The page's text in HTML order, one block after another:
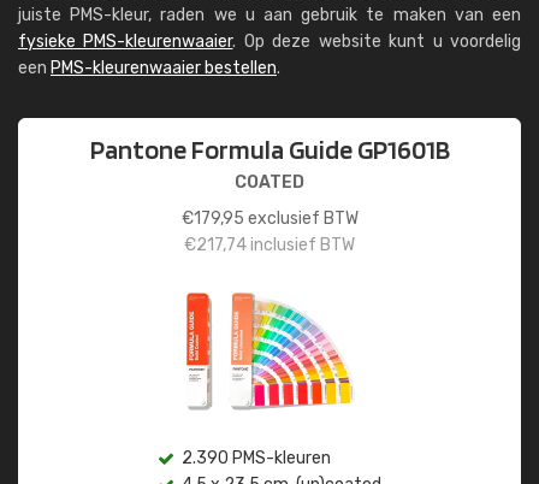
juiste PMS-kleur, raden we u aan gebruik te maken van een
fysieke PMS-kleurenwaaier. Op deze website kunt u voordelig
een PMS-kleurenwaaier bestellen.
Pantone Formula Guide GP1601B
COATED
€179,95 exclusief BTW
€217,74inclusief BTW
2.390 PMS-kleuren